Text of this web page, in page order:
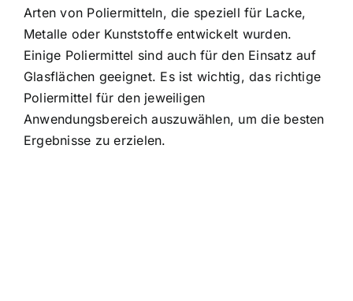
Arten von Poliermitteln, die speziell für Lacke,
Metalle oder Kunststoffe entwickelt wurden.
Einige Poliermittel sind auch für den Einsatz auf
Glasflächen geeignet. Es ist wichtig, das richtige
Poliermittel für den jeweiligen
Anwendungsbereich auszuwählen, um die besten
Ergebnisse zu erzielen.